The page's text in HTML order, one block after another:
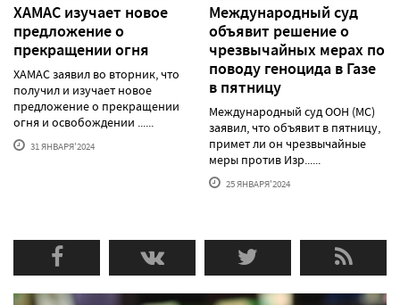
ХАМАС изучает новое
предложение о
прекращении огня
ХАМАС заявил во вторник, что
получил и изучает новое
предложение о прекращении
огня и освобождении ......
31 ЯНВАРЯ'2024
Международный суд
объявит решение о
чрезвычайных мерах по
поводу геноцида в Газе
в пятницу
Международный суд ООН (МС)
заявил, что объявит в пятницу,
примет ли он чрезвычайные
меры против Изр......
25 ЯНВАРЯ'2024